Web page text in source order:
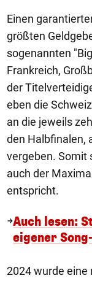
Einen
größten
sogenannten
Frankreich,
der
eben die
an die jeweils
den Halbfinalen,
vergeben. Somit
auch der
entspricht.
Auch lesen:
eigener
2024 wurde eine